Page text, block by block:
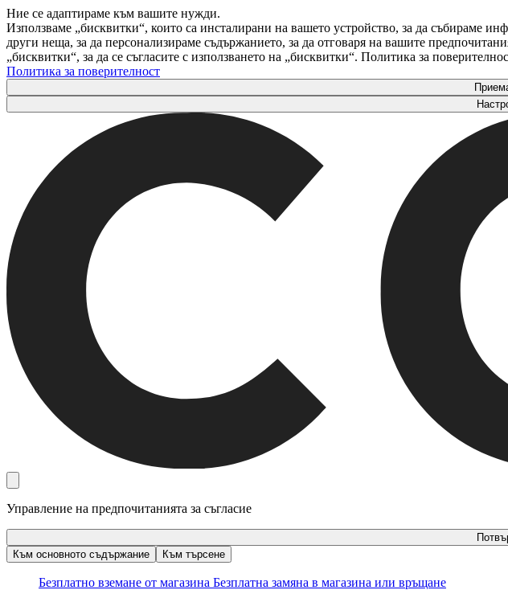
Ние се адаптираме към вашите нужди.
Използваме „бисквитки“, които са инсталирани на вашето устройство, за да събираме
други неща, за да персонализираме съдържанието, за да отговаря на вашите
„бисквитки“, за да се съгласите с използването на „бисквитки“. Политика за
Политика за поверителност
Управление на предпочитанията за съгласие
Към основното съдържание
Към търсене
Безплатно вземане от магазина Безплатна замяна в магазина или връщане